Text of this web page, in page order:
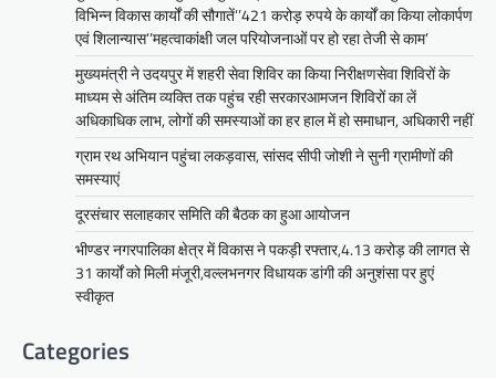
विभिन्न विकास कार्यों की सौगातें’’421 करोड़ रुपये के कार्यों का किया लोकार्पण
एवं शिलान्यास’’महत्वाकांक्षी जल परियोजनाओं पर हो रहा तेजी से काम’
मुख्यमंत्री ने उदयपुर में शहरी सेवा शिविर का किया निरीक्षणसेवा शिविरों के
माध्यम से अंतिम व्यक्ति तक पहुंच रही सरकारआमजन शिविरों का लें
अधिकाधिक लाभ, लोगों की समस्याओं का हर हाल में हो समाधान, अधिकारी नहीं
ग्राम रथ अभियान पहुंचा लकड़वास, सांसद सीपी जोशी ने सुनी ग्रामीणों की
समस्याएं
दूरसंचार सलाहकार समिति की बैठक का हुआ आयोजन
भीण्डर नगरपालिका क्षेत्र में विकास ने पकड़ी रफ्तार,4.13 करोड़ की लागत से
31 कार्यों को मिली मंजूरी,वल्लभनगर विधायक डांगी की अनुशंसा पर हुएं
स्वीकृत
Categories
Mewari Khabar June 17, 2026
उदयपुर जयपुर 17 जून। मुख्यमंत्री भजनलाल शर्मा ने
बुधवार को उदयपुर प्रवास के दौरान उदयपुर विकास
प्राधिकरण में आयोजित शहरी…
Facebook
EmailWhatsApp
Reddit
X
Share
सीपी जोशी
ग्राम रथ अभियान पहुंचा लकड़वास, सांसद